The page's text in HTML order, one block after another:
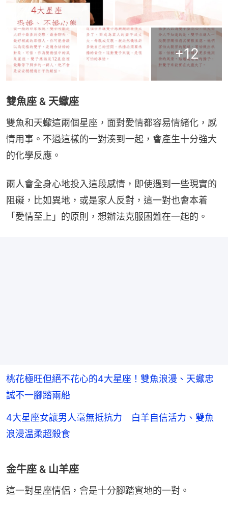
+12
雙魚座 & 天蠍座
雙魚和天蠍這兩個星座，面對愛情都容易情緒化，感
情用事。不過這樣的一對湊到一起，會產生十分強大
的化學反應。
兩人會全身心地投入這段感情，即使遇到一些現實的
阻礙，比如異地，或是家人反對，這一對也會本着
「愛情至上」的原則，想辦法克服困難在一起的。
桃花極旺但絕不花心的4大星座！雙魚浪漫、天蠍忠
誠不一腳踏兩船
4大星座女讓男人毫無抵抗力 白羊自信活力、雙魚
浪漫温柔超殺食
金牛座 & 山羊座
這一對星座情侶，會是十分腳踏實地的一對。